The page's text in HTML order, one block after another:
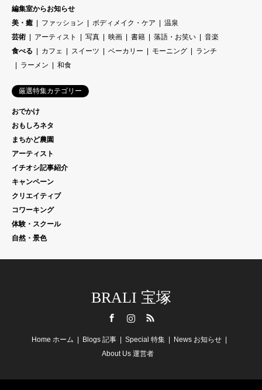
編集室からお知らせ
美・癒
ファッション ボディメイク・ケア
温泉
芸術
アーティスト 写真 映画 書籍 落語・お笑い
音楽
食べる
カフェ スイーツ ベーカリー モーニング
ランチ
ラーメン
和食
厳選特集カテゴリー
おでかけ
おもしろネタ
まちかど農園
アーティスト
イチオシ記事紹介
キャンペーン
クリエイティブ
コワーキング
体験・スクール
自然・景色
BRALI 宝塚
Home ホーム Blogs 記事 Special 特集
News お知らせ
About Us 運営者